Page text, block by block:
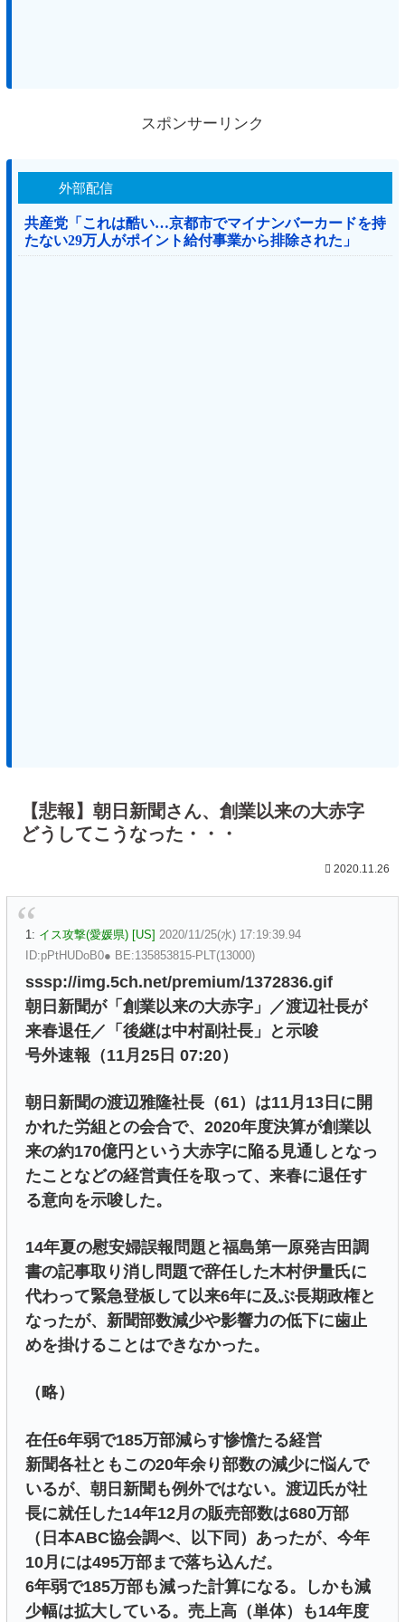
スポンサーリンク
外部配信
共産党「これは酷い…京都市でマイナンバーカードを持
たない29万人がポイント給付事業から排除された」
【悲報】朝日新聞さん、創業以来の大赤字
どうしてこうなった・・・
2020.11.26
1: イス攻撃(愛媛県) [US] 2020/11/25(水) 17:19:39.94
ID:pPtHUDoB0● BE:135853815-PLT(13000)
sssp://img.5ch.net/premium/1372836.gif
朝日新聞が「創業以来の大赤字」／渡辺社長が
来春退任／「後継は中村副社長」と示唆
号外速報（11月25日 07:20）
朝日新聞の渡辺雅隆社長（61）は11月13日に開
かれた労組との会合で、2020年度決算が創業以
来の約170億円という大赤字に陥る見通しとなっ
たことなどの経営責任を取って、来春に退任す
る意向を示唆した。
14年夏の慰安婦誤報問題と福島第一原発吉田調
書の記事取り消し問題で辞任した木村伊量氏に
代わって緊急登板して以来6年に及ぶ長期政権と
なったが、新聞部数減少や影響力の低下に歯止
めを掛けることはできなかった。
（略）
在任6年弱で185万部減らす惨憺たる経営
新聞各社ともこの20年余り部数の減少に悩んで
いるが、朝日新聞も例外ではない。渡辺氏が社
長に就任した14年12月の販売部数は680万部
（日本ABC協会調べ、以下同）あったが、今年
10月には495万部まで落ち込んだ。
6年弱で185万部も減った計算になる。しかも減
少幅は拡大している。売上高（単体）も14年度